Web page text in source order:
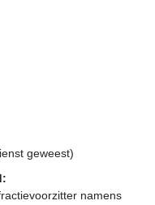
geweest)
namens